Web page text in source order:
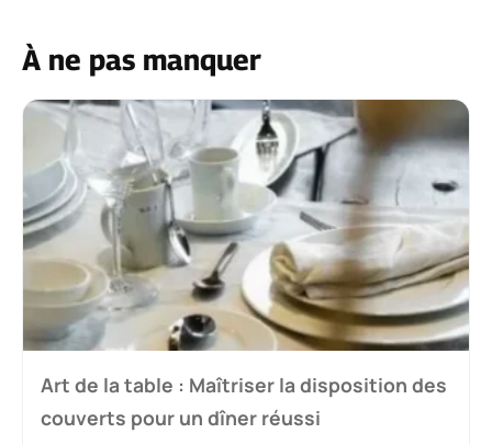
À ne pas manquer
Art de la table : Maîtriser la disposition des
couverts pour un dîner réussi